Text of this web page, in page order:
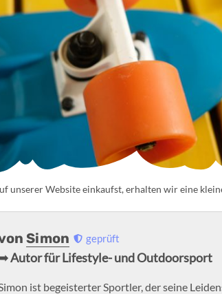
unserer Website einkaufst, erhalten wir eine
Simon geprüft
Autor für Lifestyle- und Outdoorsport
ist begeisterter Sportler, der seine